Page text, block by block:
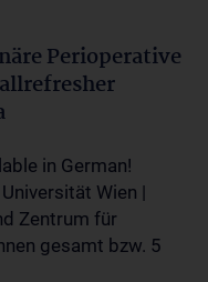
Perioperative
in German!
Wien |
Zentrum für
gesamt bzw. 5